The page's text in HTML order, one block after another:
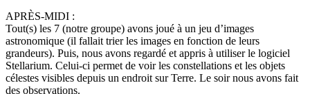
APRÈS-MIDI :
Tout(s) les 7 (notre groupe) avons joué à un jeu d’images
astronomique (il fallait trier les images en fonction de leurs
grandeurs). Puis, nous avons regardé et appris à utiliser le logiciel
Stellarium. Celui-ci permet de voir les constellations et les objets
célestes visibles depuis un endroit sur Terre. Le soir nous avons fait
des observations.